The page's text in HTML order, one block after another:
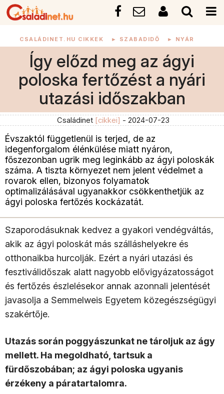
CSALÁDINET.HU CIKKEK ► SZABADIDŐ ► NYÁR
Így előzd meg az ágyi
poloska fertőzést a nyári
utazási időszakban
Családinet [cikkei] - 2024-07-23
Évszaktól függetlenül is terjed, de az
idegenforgalom élénkülése miatt nyáron,
főszezonban ugrik meg leginkább az ágyi poloskák
száma. A tiszta környezet nem jelent védelmet a
rovarok ellen, bizonyos folyamatok
optimalizálásával ugyanakkor csökkenthetjük az
ágyi poloska fertőzés kockázatát.
Szaporodásuknak kedvez a gyakori vendégváltás,
akik az ágyi poloskát más szálláshelyekre és
otthonaikba hurcolják. Ezért a nyári utazási és
fesztiválidőszak alatt nagyobb elővigyázatosságot
és fertőzés észlelésekor annak azonnali jelentését
javasolja a Semmelweis Egyetem közegészségügyi
szakértője.
Utazás során poggyászunkat ne tároljuk az ágy
mellett. Ha megoldható, tartsuk a
fürdőszobában; az ágyi poloska ugyanis
érzékeny a páratartalomra.